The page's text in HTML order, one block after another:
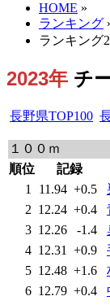
HOME »
ランキング
ランキング
2023年 チ
長野県TOP100
１００ｍ
順位
記録
1
11.94 +0.5
2 12.24 +0.4
3 12.26 -1.4
4 12.31 +0.9
5 12.48 +1.6
6 12.79 +0.4